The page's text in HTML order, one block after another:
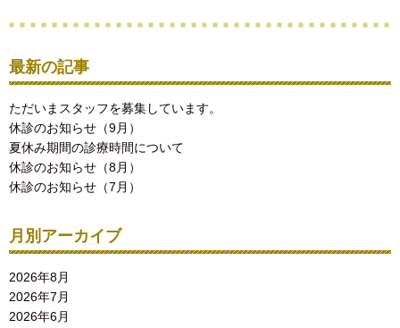
最新の記事
ただいまスタッフを募集しています。
休診のお知らせ（9月）
夏休み期間の診療時間について
休診のお知らせ（8月）
休診のお知らせ（7月）
月別アーカイブ
2026年8月
2026年7月
2026年6月